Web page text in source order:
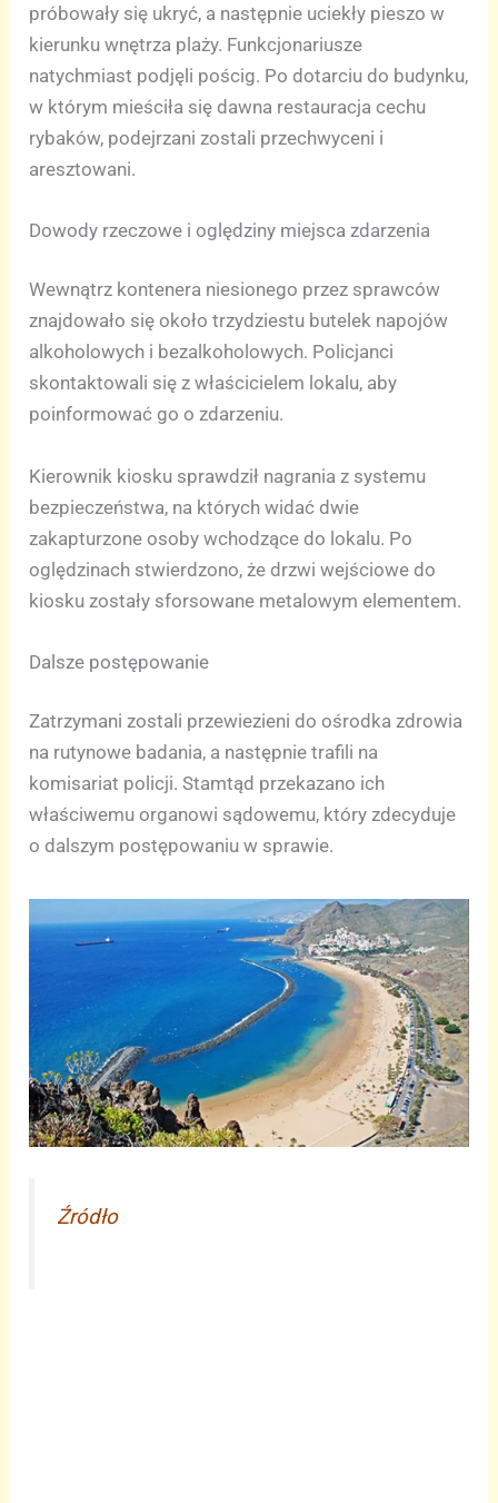
próbowały się ukryć, a następnie uciekły pieszo w
kierunku wnętrza plaży. Funkcjonariusze
natychmiast podjęli pościg. Po dotarciu do budynku,
w którym mieściła się dawna restauracja cechu
rybaków, podejrzani zostali przechwyceni i
aresztowani.
Dowody rzeczowe i oględziny miejsca zdarzenia
Wewnątrz kontenera niesionego przez sprawców
znajdowało się około trzydziestu butelek napojów
alkoholowych i bezalkoholowych. Policjanci
skontaktowali się z właścicielem lokalu, aby
poinformować go o zdarzeniu.
Kierownik kiosku sprawdził nagrania z systemu
bezpieczeństwa, na których widać dwie
zakapturzone osoby wchodzące do lokalu. Po
oględzinach stwierdzono, że drzwi wejściowe do
kiosku zostały sforsowane metalowym elementem.
Dalsze postępowanie
Zatrzymani zostali przewiezieni do ośrodka zdrowia
na rutynowe badania, a następnie trafili na
komisariat policji. Stamtąd przekazano ich
właściwemu organowi sądowemu, który zdecyduje
o dalszym postępowaniu w sprawie.
Źródło